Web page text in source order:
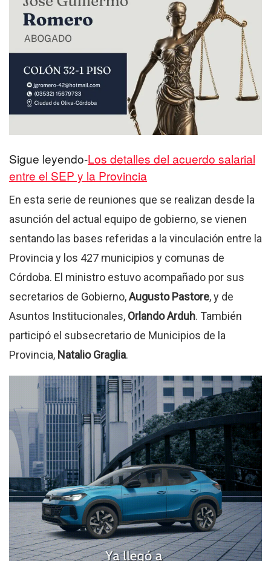
Sigue leyendo-Los detalles del acuerdo salarial
entre el SEP y la Provincia
En esta serie de reuniones que se realizan desde la
asunción del actual equipo de gobierno, se vienen
sentando las bases referidas a la vinculación entre la
Provincia y los 427 municipios y comunas de
Córdoba. El ministro estuvo acompañado por sus
secretarios de Gobierno,Augusto Pastore, y de
Asuntos Institucionales, Orlando Arduh. También
participó el subsecretario de Municipios de la
Provincia, Natalio Graglia.